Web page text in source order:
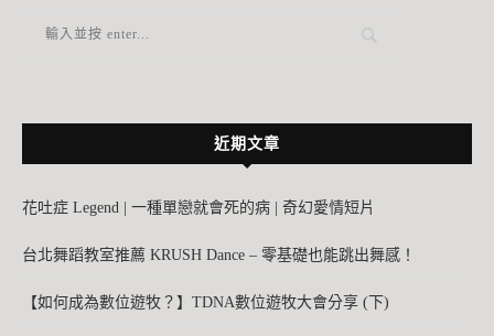
近期文章
花吐症 Legend | 一種單戀就會死的病 | 奇幻愛情短片
台北舞蹈教室推薦 KRUSH Dance – 零基礎也能跳出舞感！
【如何成為數位遊牧？】TDNA數位遊牧大會分享 (下)